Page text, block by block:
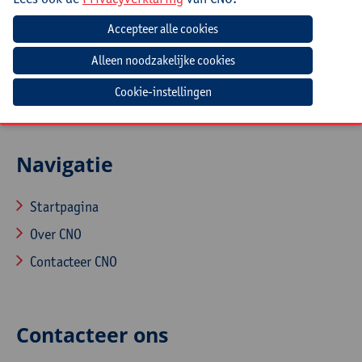
Eigen laptop, eventueel met lader en voorbeelden van
webteksten van de school
Navigatie
Startpagina
Over CNO
Contacteer CNO
Contacteer ons
Cookie-instellingen